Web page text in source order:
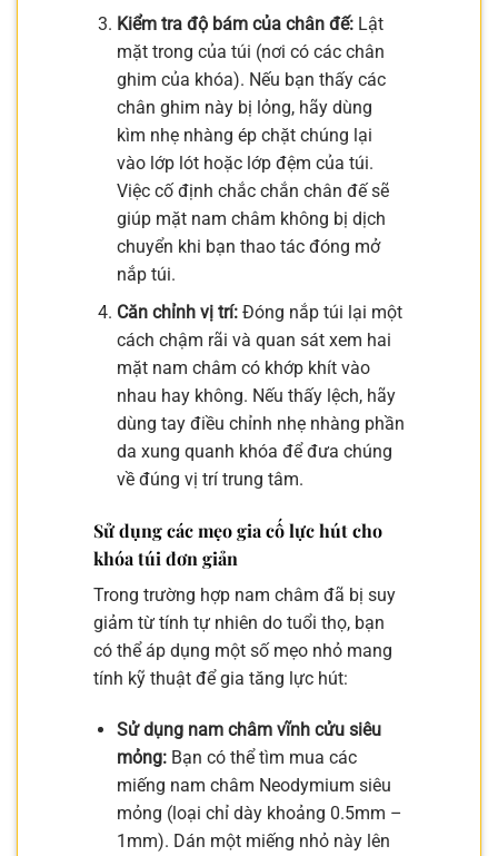
Kiểm tra độ bám của chân đế:Lật
mặt trong của túi (nơi có các chân
ghim của khóa). Nếu bạn thấy các
chân ghim này bị lỏng, hãy dùng
kìm nhẹ nhàng ép chặt chúng lại
vào lớp lót hoặc lớp đệm của túi.
Việc cố định chắc chắn chân đế sẽ
giúp mặt nam châm không bị dịch
chuyển khi bạn thao tác đóng mở
nắp túi.
Căn chỉnh vị trí:Đóng nắp túi lại một
cách chậm rãi và quan sát xem hai
mặt nam châm có khớp khít vào
nhau hay không. Nếu thấy lệch, hãy
dùng tay điều chỉnh nhẹ nhàng phần
da xung quanh khóa để đưa chúng
về đúng vị trí trung tâm.
Sử dụng các mẹo gia cố lực hút cho
khóa túi đơn giản
Trong trường hợp nam châm đã bị suy
giảm từ tính tự nhiên do tuổi thọ, bạn
có thể áp dụng một số mẹo nhỏ mang
tính kỹ thuật để gia tăng lực hút:
Sử dụng nam châm vĩnh cửu siêu
mỏng:Bạn có thể tìm mua các
miếng nam châm Neodymium siêu
mỏng (loại chỉ dày khoảng 0.5mm –
1mm). Dán một miếng nhỏ này lên